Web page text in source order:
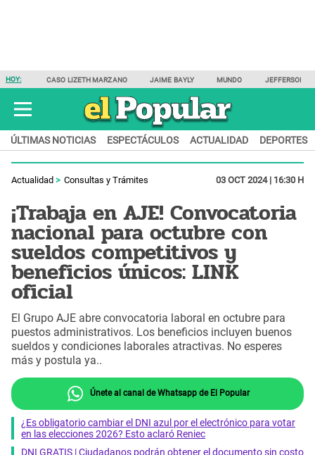
HOY: CASO LIZETH MARZANO JAIME BAYLY MUNDO JEFFERSON
ÚLTIMAS NOTICIAS ESPECTÁCULOS ACTUALIDAD DEPORTES
Actualidad Consultas y Trámites 03 OCT 2024 | 16:30 H
¡Trabaja en AJE! Convocatoria
nacional para octubre con
sueldos competitivos y
beneficios únicos: LINK
oficial
El Grupo AJE abre convocatoria laboral en octubre para
puestos administrativos. Los beneficios incluyen buenos
sueldos y condiciones laborales atractivas. No esperes
más y postula ya..
Únete al canal de Whatsapp de El Popular
¿Es obligatorio cambiar el DNI azul por el electrónico para votar
en las elecciones 2026? Esto aclaró Reniec
DNI GRATIS | Ciudadanos podrán obtener el documento sin costo